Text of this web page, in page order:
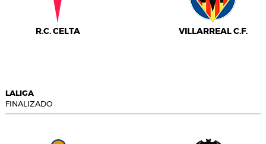
R.C. CELTA VILLARREAL C.F.
LALIGA
FINALIZADO